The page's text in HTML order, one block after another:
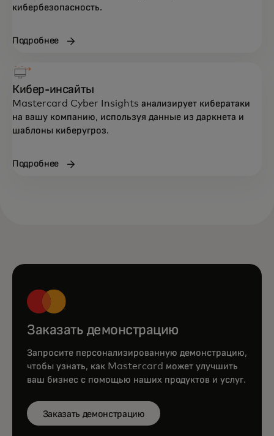
кибербезопасность.
Подробнее
Кибер-инсайты
Mastercard Cyber Insights анализирует кибератаки
на вашу компанию, используя данные из даркнета и
шаблоны киберугроз.
Подробнее
Заказать демонстрацию
Запросите персонализированную демонстрацию,
чтобы узнать, как Mastercard может улучшить
ваш бизнес с помощью наших продуктов и услуг.
Заказать демонстрацию